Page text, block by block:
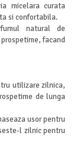
micelara curata
si confortabila.
natural de
facand
utilizare zilnica,
de lunga
usor pentru
l zilnic pentru